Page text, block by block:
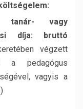
tanár- vagy
díja:
bruttó
végzett
a pedagógus
vagyis a